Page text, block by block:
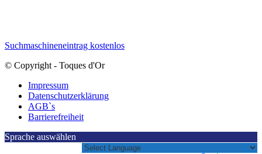
Suchmaschineneintrag kostenlos
© Copyright - Toques d'Or
Impressum
Datenschutzerklärung
AGB`s
Barrierefreiheit
Sprache auswählen